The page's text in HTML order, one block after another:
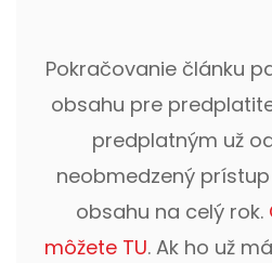
Pokračovanie článku
obsahu pre
predplatným už
neobmedzený
obsahu na celý rok.
môžete TU. Ak ho už